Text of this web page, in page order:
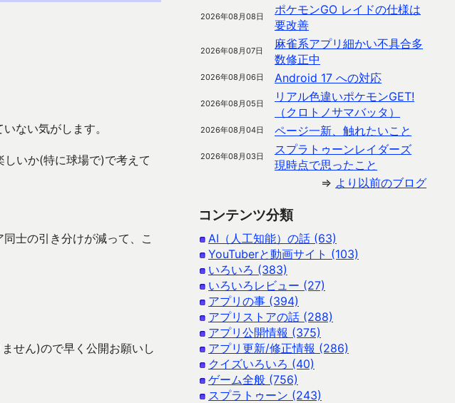
ない気がします。
いか(特に球場で)で考えて
士の引き分けが減って、こ
せん)ので早く公開お願いし
2026年08月08日
ポケモンGO レイドの仕様は
要改善
2026年08月07日
麻雀系アプリ細かい不具合多
数修正中
2026年08月06日 Android 17 への対応
2026年08月05日
リアル色違いポケモンGET!
（クロトノサマバッタ）
2026年08月04日 ページ一新、触れたいこと
2026年08月03日
スプラトゥーンレイダーズ
現時点で思ったこと
⇒ より以前のブログ
コンテンツ分類
AI（人工知能）の話 (63)
YouTuberと動画サイト (103)
いろいろ (383)
いろいろレビュー (27)
アプリの事 (394)
アプリストアの話 (288)
アプリ公開情報 (375)
アプリ更新/修正情報 (286)
クイズいろいろ (40)
ゲーム全般 (756)
スプラトゥーン (243)